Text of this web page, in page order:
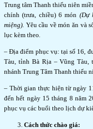
Trung tâm Thanh thiếu niên
chính (trưa, chiều) 6 món (Dự
miệng). Yêu cầu về món ăn và
lục kèm theo
– Địa điểm phục vụ: tại số 16,
Tàu, tỉnh Bà Rịa – Vũng Tàu,
nhánh Trung Tâm Thanh thiếu
– Thời gian thực hiện từ ngày
đến hết ngày 15 tháng 8 năm
phục vụ các buổi theo lịch dự
Cách thức chào giá: